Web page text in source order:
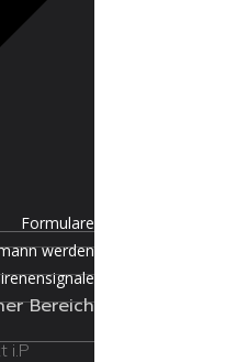
Formulare
werden
Bereich
i.P